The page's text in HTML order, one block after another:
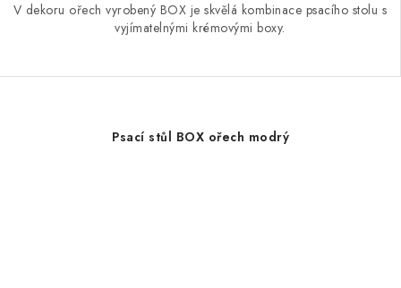
V dekoru ořech vyrobený BOX je skvělá kombinace psacího stolu s
vyjímatelnými krémovými boxy.
Psací stůl BOX ořech modrý